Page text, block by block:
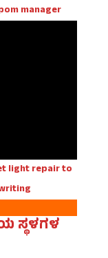
manager
light repair to
ಸ್ಥಳಗಳ